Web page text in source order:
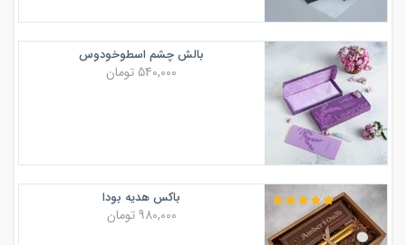
بالش چشم اسطوخودوس
540,000 تومان
باکس هدیه بودا
980,000 تومان